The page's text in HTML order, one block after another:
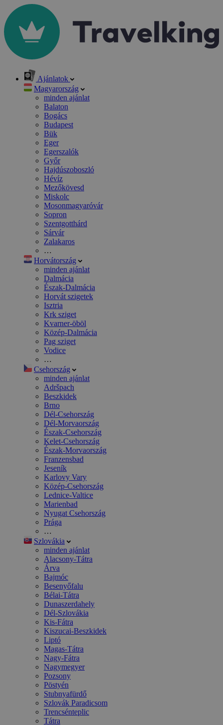
Ajánlatok
Magyarország
minden ajánlat
Balaton
Bogács
Budapest
Bük
Eger
Egerszalók
Győr
Hajdúszoboszló
Hévíz
Mezőkövesd
Miskolc
Mosonmagyaróvár
Sopron
Szentgotthárd
Sárvár
Zalakaros
…
Horvátország
minden ajánlat
Dalmácia
Észak-Dalmácia
Horvát szigetek
Isztria
Krk sziget
Kvarner-öböl
Közép-Dalmácia
Pag sziget
Vodice
…
Csehország
minden ajánlat
Adršpach
Beszkidek
Brno
Dél-Csehország
Dél-Morvaország
Észak-Csehország
Kelet-Csehország
Észak-Morvaország
Franzensbad
Jeseník
Karlovy Vary
Közép-Csehország
Lednice-Valtice
Marienbad
Nyugat Csehország
Prága
…
Szlovákia
minden ajánlat
Alacsony-Tátra
Árva
Bajmóc
Besenyőfalu
Bélai-Tátra
Dunaszerdahely
Dél-Szlovákia
Kis-Fátra
Kiszucai-Beszkidek
Liptó
Magas-Tátra
Nagy-Fátra
Nagymegyer
Pozsony
Pöstyén
Stubnyafürdő
Szlovák Paradicsom
Trencsénteplic
Tátra